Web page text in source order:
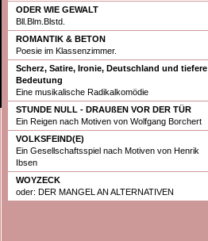
ODER WIE GEWALT
Bll.Blm.Blstd.
ROMANTIK & BETON
Poesie im Klassenzimmer.
Scherz, Satire, Ironie, Deutschland und tiefere
Bedeutung
Eine musikalische Radikalkomödie
STUNDE NULL - DRAUßEN VOR DER TÜR
Ein Reigen nach Motiven von Wolfgang Borchert
VOLKSFEIND(E)
Ein Gesellschaftsspiel nach Motiven von Henrik
Ibsen
WOYZECK
oder: DER MANGEL AN ALTERNATIVEN